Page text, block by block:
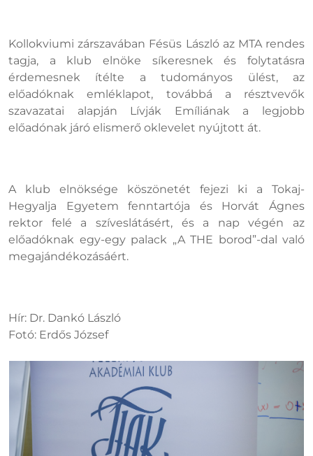
Kollokviumi zárszavában Fésüs László az MTA rendes
tagja, a klub elnöke síkeresnek és folytatásra
érdemesnek ítélte a tudományos ülést, az
előadóknak emléklapot, továbbá a résztvevők
szavazatai alapján Lívják Emíliának a legjobb
előadónak járó elismerő oklevelet nyújtott át.
A klub elnöksége köszönetét fejezi ki a Tokaj-
Hegyalja Egyetem fenntartója és Horvát Ágnes
rektor felé a szíveslátásért, és a nap végén az
előadóknak egy-egy palack „A THE borod”-dal való
megajándékozásáért.
Hír: Dr. Dankó László
Fotó: Erdős József